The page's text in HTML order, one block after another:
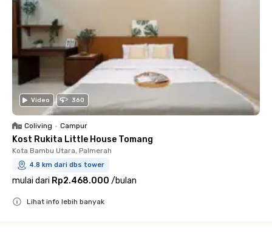
Video 360
Coliving • Campur
Kost Rukita Little House Tomang
Kota Bambu Utara, Palmerah
4.8 km dari dbs tower
mulai dari Rp2.468.000 /bulan
Lihat info lebih banyak